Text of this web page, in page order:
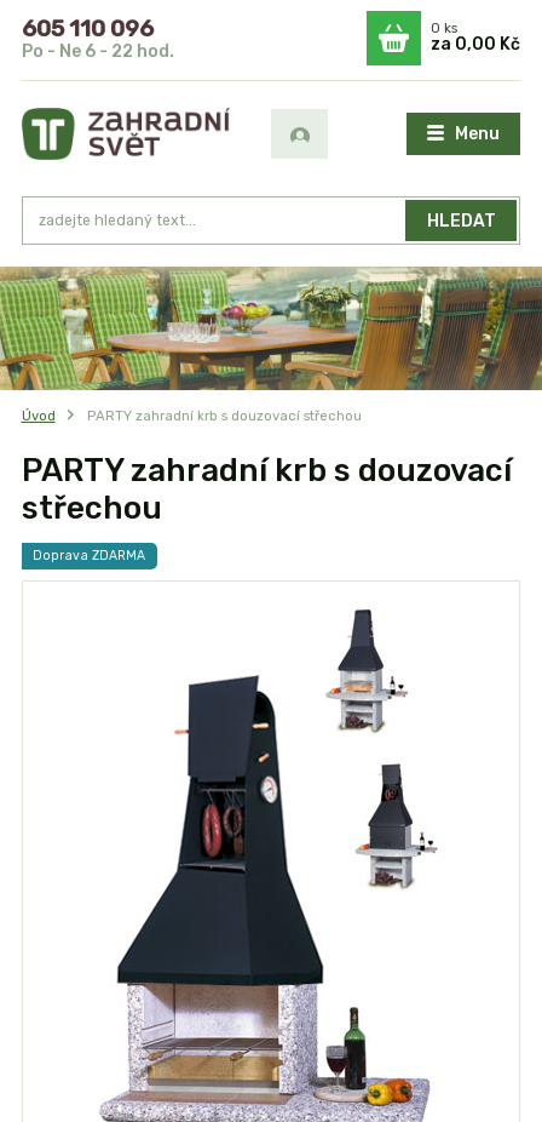
Menu
HLEDAT
605 110 096
Po - Ne 6 - 22 hod.
0ks
za 0,00 Kč
Úvod PARTY zahradní krb s douzovací střechou
PARTY zahradní krb s douzovací
střechou
Doprava ZDARMA